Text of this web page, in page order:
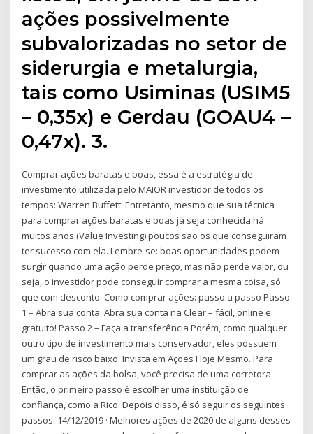
ações possivelmente
subvalorizadas no setor de
siderurgia e metalurgia,
tais como Usiminas (USIM5
– 0,35x) e Gerdau (GOAU4 –
0,47x). 3.
Comprar ações baratas e boas, essa é a estratégia de
investimento utilizada pelo MAIOR investidor de todos os
tempos: Warren Buffett. Entretanto, mesmo que sua técnica
para comprar ações baratas e boas já seja conhecida há
muitos anos (Value Investing) poucos são os que conseguiram
ter sucesso com ela. Lembre-se: boas oportunidades podem
surgir quando uma ação perde preço, mas não perde valor, ou
seja, o investidor pode conseguir comprar a mesma coisa, só
que com desconto. Como comprar ações: passo a passo Passo
1 – Abra sua conta. Abra sua conta na Clear – fácil, online e
gratuito! Passo 2 – Faça a transferência Porém, como qualquer
outro tipo de investimento mais conservador, eles possuem
um grau de risco baixo. Invista em Ações Hoje Mesmo. Para
comprar as ações da bolsa, você precisa de uma corretora.
Então, o primeiro passo é escolher uma instituição de
confiança, como a Rico. Depois disso, é só seguir os seguintes
passos: 14/12/2019 · Melhores ações de 2020 de alguns desses